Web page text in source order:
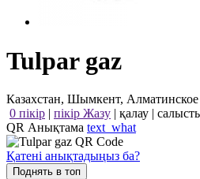
Tulpar gaz
Казахстан, Шымкент,
0 пікір | пікір Жазу | қалау |
QR Анықтама text_what
Қатені анықтадыңыз ба?
Поднять в топ